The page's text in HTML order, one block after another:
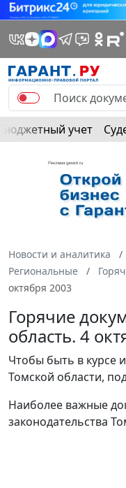
Бюджетный учет
Новости и аналитика
Региональные
октября 2003
Горячие
область. 4
Чтобы быть в курсе
Томской области,
Наиболее важные
законодательства